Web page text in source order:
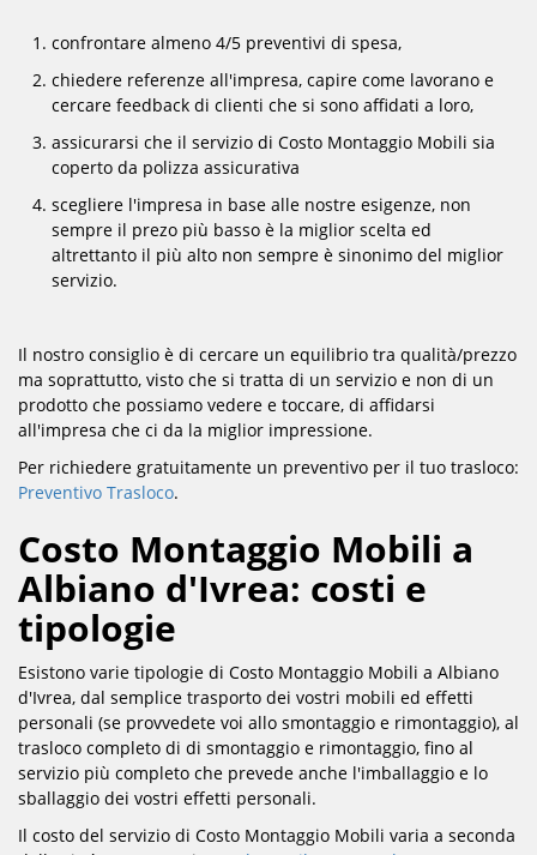
confrontare almeno 4/5 preventivi di spesa,
chiedere referenze all'impresa, capire come lavorano e
cercare feedback di clienti che si sono affidati a loro,
assicurarsi che il servizio di Costo Montaggio Mobili sia
coperto da polizza assicurativa
scegliere l'impresa in base alle nostre esigenze, non
sempre il prezo più basso è la miglior scelta ed
altrettanto il più alto non sempre è sinonimo del miglior
servizio.
Il nostro consiglio è di cercare un equilibrio tra qualità/prezzo
ma soprattutto, visto che si tratta di un servizio e non di un
prodotto che possiamo vedere e toccare, di affidarsi
all'impresa che ci da la miglior impressione.
Per richiedere gratuitamente un preventivo per il tuo trasloco:
Preventivo Trasloco.
Costo Montaggio Mobili a
Albiano d'Ivrea: costi e
tipologie
Esistono varie tipologie di Costo Montaggio Mobili a Albiano
d'Ivrea, dal semplice trasporto dei vostri mobili ed effetti
personali (se provvedete voi allo smontaggio e rimontaggio), al
trasloco completo di di smontaggio e rimontaggio, fino al
servizio più completo che prevede anche l'imballaggio e lo
sballaggio dei vostri effetti personali.
Il costo del servizio di Costo Montaggio Mobili varia a seconda